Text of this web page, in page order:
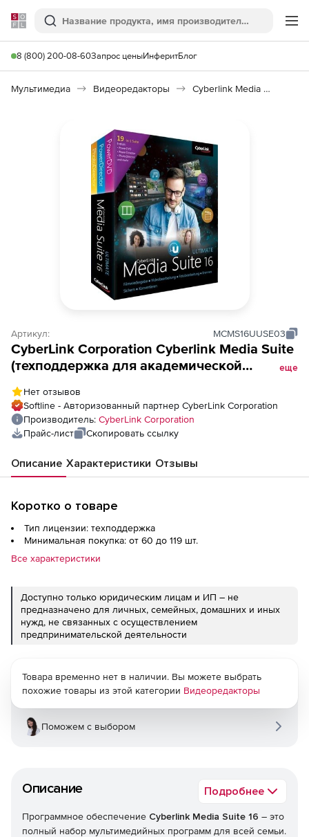
Softline
Поиск
8 (800) 200-08-60Запрос ценыИнферитБлог
Мультимедиа Видеоредакторы Cyberlink Media Suite
Артикул: MCMS16UUSE03
CyberLink Corporation Cyberlink Media Suite
(техподдержка для академической
еще
Нет отзывов
Softline - Авторизованный партнер CyberLink Corporation
Производитель: CyberLink Corporation
Прайс-лист
Скопировать ссылку
Описание Характеристики Отзывы
Коротко о товаре
Тип лицензии: техподдержка
Минимальная покупка: от 60 до 119 шт.
Все характеристики
Доступно только юридическим лицам и ИП – не
предназначено для личных, семейных, домашних и иных
нужд, не связанных с осуществлением
предпринимательской деятельности
Описание Подробнее
Программное обеспечение Cyberlink Media Suite 16 – это
полный набор мультимедийных программ для всей семьи.
Товара временно нет в наличии. Вы можете выбрать
похожие товары из этой категории Видеоредакторы
Поможем с выбором